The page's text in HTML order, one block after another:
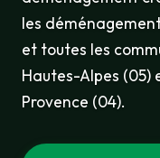
les
et toutes les
Hautes-Alpes
Provence (04).